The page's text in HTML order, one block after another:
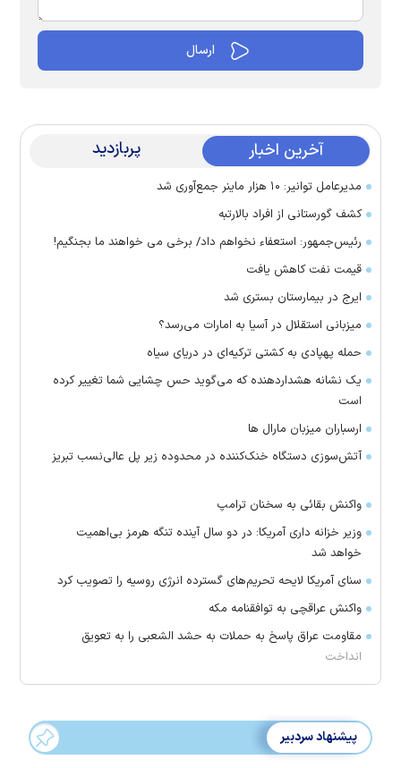
آخرین اخبار پربازدید
مدیرعامل توانیر: ۱۰ هزار ماینر جمع‌آوری شد
کشف گورستانی از افراد بالارتبه
رئیس‌جمهور: استعفاء نخواهم داد/ برخی می خواهند ما بجنگیم!
قیمت نفت کاهش یافت
ایرج در بیمارستان بستری شد
میزبانی استقلال در آسیا به امارات می‌رسد؟
حمله پهپادی به کشتی ترکیه‌ای در دریای سیاه
یک نشانه هشداردهنده که می‌گوید حس چشایی شما تغییر کرده
است
ارسباران میزبان مارال ها
آتش‌سوزی دستگاه خنک‌کننده در محدوده زیر پل عالی‌نسب تبریز
واکنش بقائی به سخنان ترامپ
وزیر خزانه داری آمریکا: در دو سال آینده تنگه هرمز بی‌اهمیت
خواهد شد
سنای آمریکا لایحه تحریم‌های گسترده انرژی روسیه را تصویب کرد
واکنش عراقچی به توافقنامه مکه
مقاومت عراق پاسخ به حملات به حشد الشعبی را به تعویق
انداخت
پیشنهاد سردبیر